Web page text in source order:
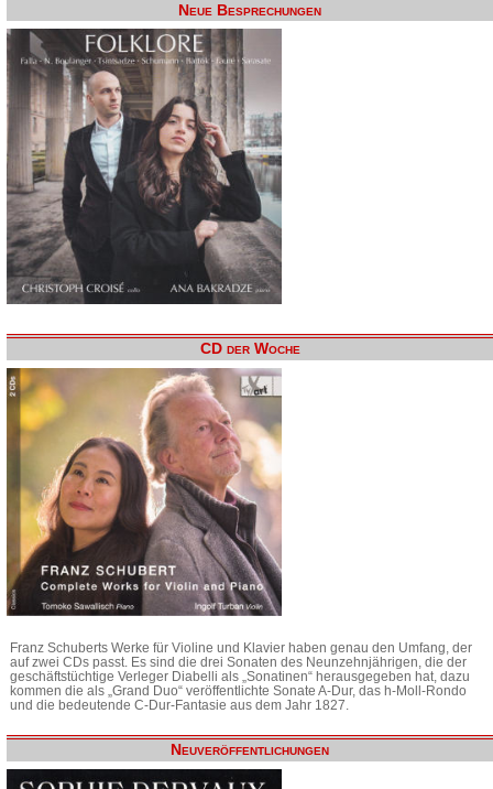
Neue Besprechungen
CD der Woche
Franz Schuberts Werke für Violine und Klavier haben genau den Umfang, der
auf zwei CDs passt. Es sind die drei Sonaten des Neunzehnjährigen, die der
geschäftstüchtige Verleger Diabelli als „Sonatinen“ herausgegeben hat, dazu
kommen die als „Grand Duo“ veröffentlichte Sonate A-Dur, das h-Moll-Rondo
und die bedeutende C-Dur-Fantasie aus dem Jahr 1827.
Neuveröffentlichungen